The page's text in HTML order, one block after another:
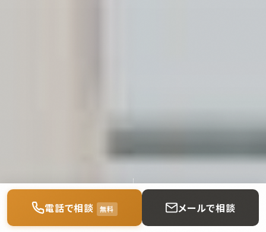
電話で相談 無料 メールで相談